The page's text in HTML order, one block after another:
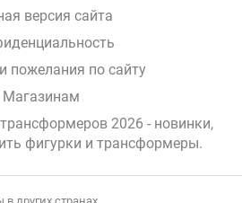
версия сайта
пожелания по сайту
Магазинам
2026 - новинки,
фигурки и трансформеры.